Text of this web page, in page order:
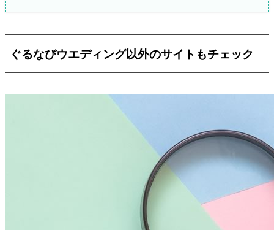
ぐるなびウエディング以外のサイトもチェック